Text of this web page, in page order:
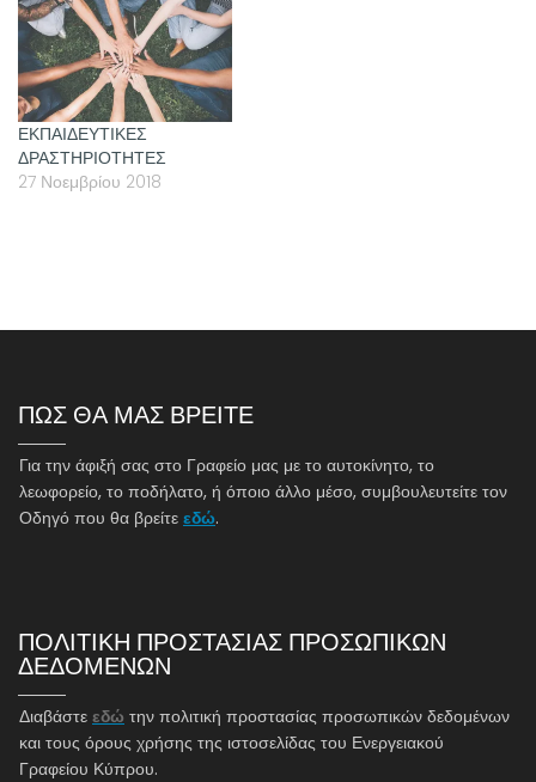
ΕΚΠΑΙΔΕΥΤΙΚΕΣ
ΔΡΑΣΤΗΡΙΟΤΗΤΕΣ
27 Νοεμβρίου 2018
ΠΩΣ ΘΑ ΜΑΣ ΒΡΕΙΤΕ
Για την άφιξή σας στο Γραφείο μας με το αυτοκίνητο, το
λεωφορείο, το ποδήλατο, ή όποιο άλλο μέσο, συμβουλευτείτε τον
Οδηγό που θα βρείτε εδώ.
ΠΟΛΙΤΙΚΗ ΠΡΟΣΤΑΣΙΑΣ ΠΡΟΣΩΠΙΚΩΝ
ΔΕΔΟΜΕΝΩΝ
Διαβάστε εδώ την πολιτική προστασίας προσωπικών δεδομένων
και τους όρους χρήσης της ιστοσελίδας του Ενεργειακού
Γραφείου Κύπρου.